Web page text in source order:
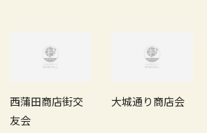
西蒲田商店街交
友会
大城通り商店会